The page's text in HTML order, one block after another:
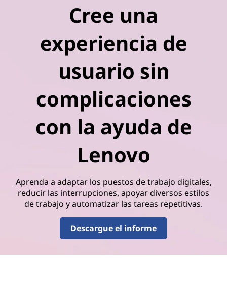
Cree una
experiencia de
usuario sin
complicaciones
con la ayuda de
Lenovo
Aprenda a adaptar los puestos de trabajo digitales,
reducir las interrupciones, apoyar diversos estilos
de trabajo y automatizar las tareas repetitivas.
Descargue el informe